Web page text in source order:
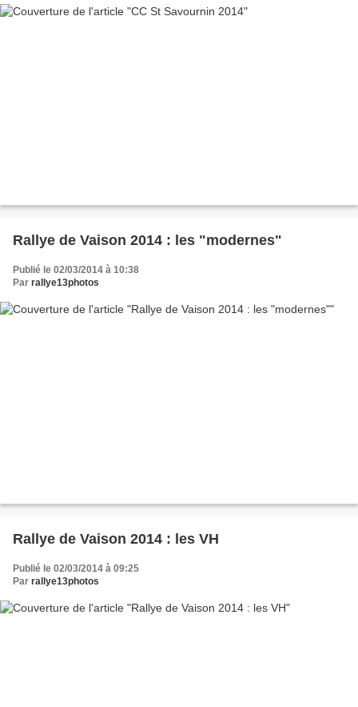
Rallye de Vaison 2014 : les "modernes"
Publié le 02/03/2014 à 10:38
Par rallye13photos
Rallye de Vaison 2014 : les VH
Publié le 02/03/2014 à 09:25
Par rallye13photos